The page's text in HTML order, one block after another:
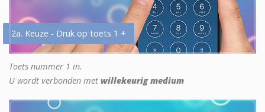
2a. Keuze - Druk op toets 1 +
Toets nummer 1 in.
U wordt verbonden met willekeurig medium